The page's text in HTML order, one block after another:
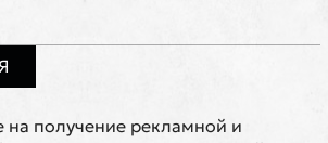
на получение рекламной и